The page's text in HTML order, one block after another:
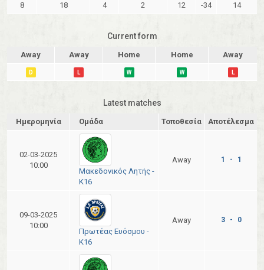
8
18 4 2 12 -34 14
Current form
Away Away Home Home Away
D L W W L
Latest matches
Ημερομηνία Ομάδα Τοποθεσία Αποτέλεσμα
02-03-2025
10:00
Μακεδονικός Λητής -
Κ16
Away 1 - 1
09-03-2025
10:00
Πρωτέας Ευόσμου -
Κ16
Away 3 - 0